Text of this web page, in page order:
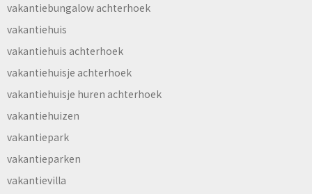
vakantiebungalow achterhoek
vakantiehuis
vakantiehuis achterhoek
vakantiehuisje achterhoek
vakantiehuisje huren achterhoek
vakantiehuizen
vakantiepark
vakantieparken
vakantievilla